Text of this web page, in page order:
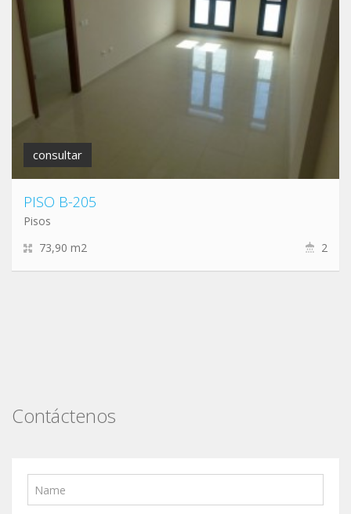
consultar
PISO B-205
Pisos
73,90 m2
2
Contáctenos